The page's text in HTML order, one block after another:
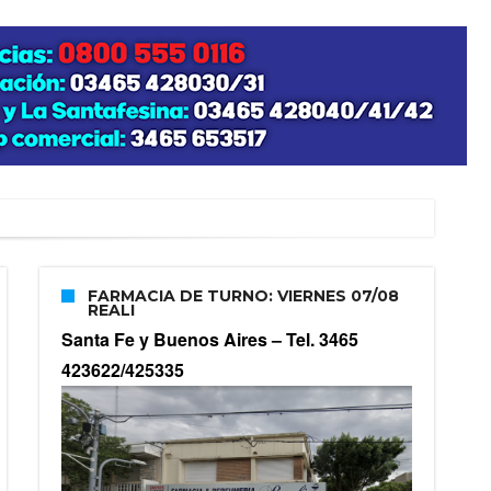
FARMACIA DE TURNO: VIERNES 07/08
REALI
Santa Fe y Buenos Aires –Tel. 3465
423622/425335